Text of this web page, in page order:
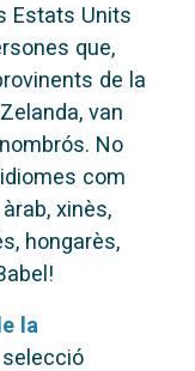
Estats Units
que,
de la
van
No
com
xinès,
hongarès,
la
selecció